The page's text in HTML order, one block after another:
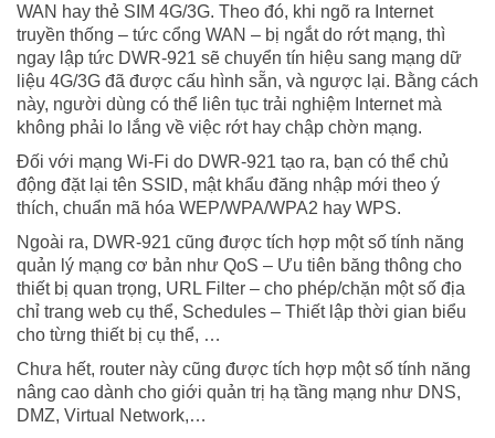
WAN hay thẻ SIM 4G/3G. Theo đó, khi ngõ ra Internet
truyền thống – tức cổng WAN – bị ngắt do rớt mạng, thì
ngay lập tức DWR-921 sẽ chuyển tín hiệu sang mạng dữ
liệu 4G/3G đã được cấu hình sẵn, và ngược lại. Bằng cách
này, người dùng có thể liên tục trải nghiệm Internet mà
không phải lo lắng về việc rớt hay chập chờn mạng.
Đối với mạng Wi-Fi do DWR-921 tạo ra, bạn có thể chủ
động đặt lại tên SSID, mật khẩu đăng nhập mới theo ý
thích, chuẩn mã hóa WEP/WPA/WPA2 hay WPS.
Ngoài ra, DWR-921 cũng được tích hợp một số tính năng
quản lý mạng cơ bản như QoS – Ưu tiên băng thông cho
thiết bị quan trọng, URL Filter – cho phép/chặn một số địa
chỉ trang web cụ thể, Schedules – Thiết lập thời gian biểu
cho từng thiết bị cụ thể, …
Chưa hết, router này cũng được tích hợp một số tính năng
nâng cao dành cho giới quản trị hạ tầng mạng như DNS,
DMZ, Virtual Network,…